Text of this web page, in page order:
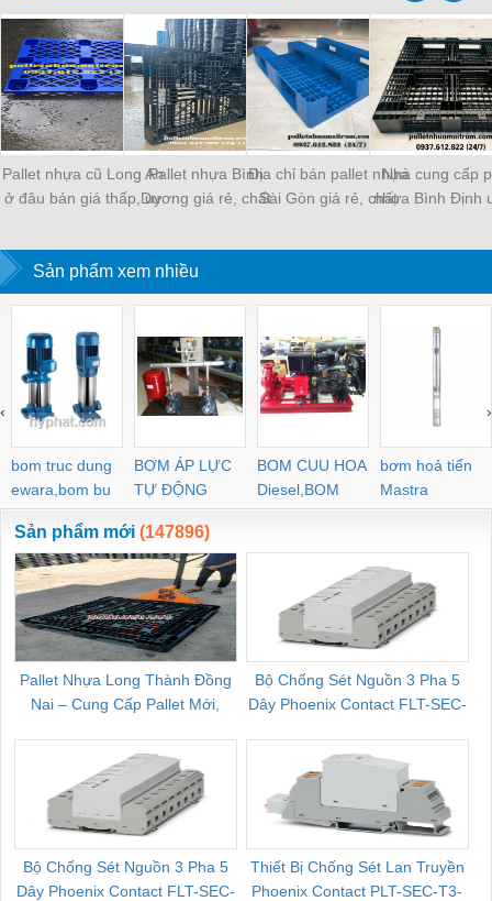
Pallet nhựa cũ Long An
ở đâu bán giá thấp, uy
Pallet nhựa Bình
Dương giá rẻ, chất
Địa chỉ bán pallet nhựa
Sài Gòn giá rẻ, chất
Nhà cung cấp
nhựa Bình Định
Sản phẩm xem nhiều
bom truc dung
ewara,bom bu
ewara
BƠM ÁP LỰC
TỰ ĐỘNG
BOM CUU HOA
Diesel,BOM
CHUA CHAY
bơm hoả tiển
Mastra
‹ ›
Sản phẩm mới (147896)
Pallet Nhựa Long Thành Đồng
Nai – Cung Cấp Pallet Mới,
Bộ Chống Sét Nguồn 3 Pha 5
Dây Phoenix Contact FLT-SEC-
Bộ Chống Sét Nguồn 3 Pha 5
Dây Phoenix Contact FLT-SEC-
Thiết Bị Chống Sét Lan Truyền
Phoenix Contact PLT-SEC-T3-